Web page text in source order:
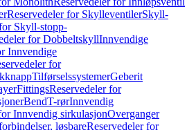
Reservedeler for SkylleventilerSkyll-
Skyll-stopp-
for DobbeltskyllInnvendige
Innvendige
for
TilførselssystemerGeberit
FittingsReservedeler for
BendT-rørInnvendig
Innvendig sirkulasjonOverganger
løsbareReservedeler for